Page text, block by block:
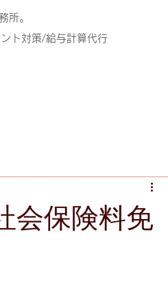
所。
ト対策/給与計算代行
会保険料免